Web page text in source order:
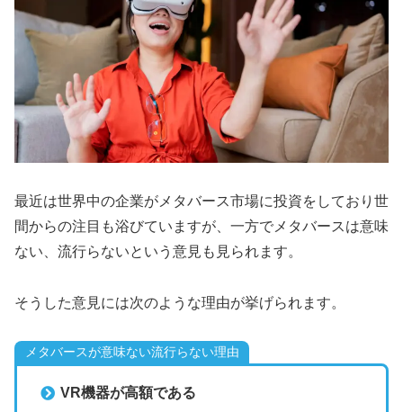
最近は世界中の企業がメタバース市場に投資をしており世
間からの注目も浴びていますが、一方でメタバースは意味
ない、流行らないという意見も見られます。
そうした意見には次のような理由が挙げられます。
メタバースが意味ない流行らない理由
VR機器が高額である